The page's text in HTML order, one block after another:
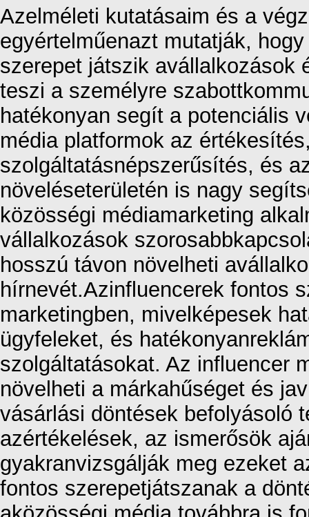
Azelméleti kutatásaim és a
egyértelműenazt mutatják,
szerepet játszik avállalkozások
teszi a személyre
hatékonyan segít a potenciális
média platformok az
szolgáltatásnépszerűsítés, és
növeléseterületén is nagy
közösségi médiamarketing
vállalkozások
hosszú távon növelheti
hírnevét.Azinfluencerek fontos
marketingben, mivelképesek
ügyfeleket, és
szolgáltatásokat. Az influencer
növelheti a márkahűséget és
vásárlási döntések befolyásoló
azértékelések, az ismerősök
gyakranvizsgálják meg ezeket
fontos szerepetjátszanak a